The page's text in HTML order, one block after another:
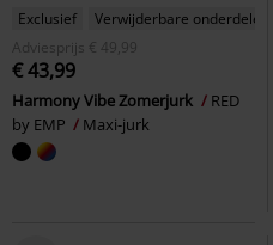
Exclusief
Verwijderbare onderdelen
Adviesprijs
€ 49,99
€ 43,99
Harmony Vibe Zomerjurk
RED
by EMP
Maxi-jurk